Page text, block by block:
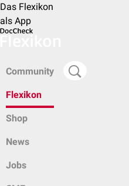
Das Flexikon
als App
Community
Flexikon
Shop
News
Jobs